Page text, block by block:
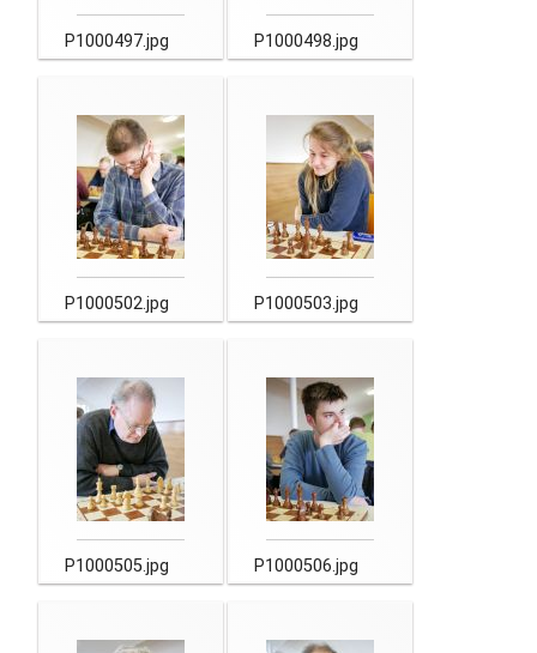
P1000497.jpg P1000498.jpg
P1000502.jpg P1000503.jpg
P1000505.jpg P1000506.jpg